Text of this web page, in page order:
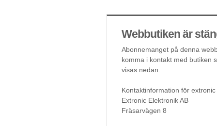
Webbutiken är
Abonnemanget på denna
komma i kontakt med butiken
visas nedan.
Kontaktinformation för extronic
Extronic Elektronik AB
Fräsarvägen 8